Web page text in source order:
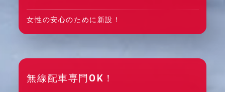
女性の安心のために新設！
無線配車専門OK！